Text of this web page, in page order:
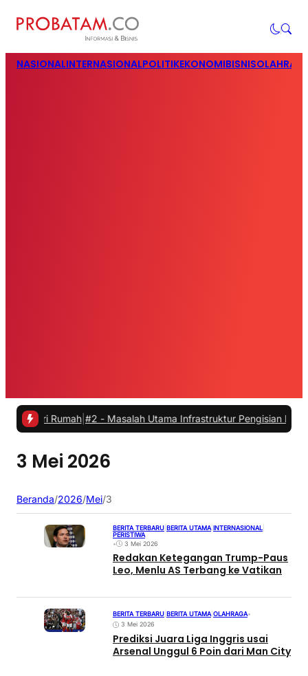
NASIONALINTERNASIONALPOLITIKEKONOMIBISNIS
| #2 -Masalah Utama Infrastruktur Pengisian Daya untuk
3 Mei 2026
Beranda/2026/Mei/3
BERITA TERBARU BERITA UTAMA INTERNASIONAL
PERISTIWA
•
3 Mei 2026
Redakan Ketegangan Trump-Paus
Leo, Menlu AS Terbang ke Vatikan
BERITA TERBARU BERITA UTAMA OLAHRAGA•
3 Mei 2026
Prediksi Juara Liga Inggris usai
Arsenal Unggul 6 Poin dari Man City